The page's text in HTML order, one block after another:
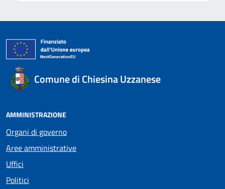
Comune di Chiesina Uzzanese
AMMINISTRAZIONE
Organi di governo
Aree amministrative
Uffici
Politici